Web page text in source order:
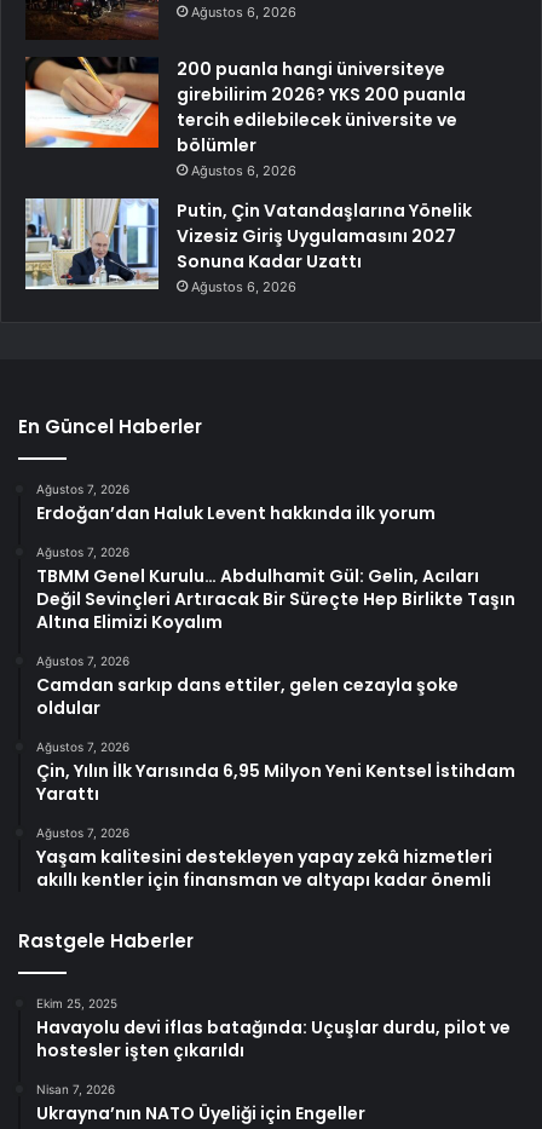
Ağustos 6, 2026
200 puanla hangi üniversiteye
girebilirim 2026? YKS 200 puanla
tercih edilebilecek üniversite ve
bölümler
Ağustos 6, 2026
Putin, Çin Vatandaşlarına Yönelik
Vizesiz Giriş Uygulamasını 2027
Sonuna Kadar Uzattı
Ağustos 6, 2026
En Güncel Haberler
Ağustos 7, 2026
Erdoğan’dan Haluk Levent hakkında ilk yorum
Ağustos 7, 2026
TBMM Genel Kurulu… Abdulhamit Gül: Gelin, Acıları
Değil Sevinçleri Artıracak Bir Süreçte Hep Birlikte Taşın
Altına Elimizi Koyalım
Ağustos 7, 2026
Camdan sarkıp dans ettiler, gelen cezayla şoke
oldular
Ağustos 7, 2026
Çin, Yılın İlk Yarısında 6,95 Milyon Yeni Kentsel İstihdam
Yarattı
Ağustos 7, 2026
Yaşam kalitesini destekleyen yapay zekâ hizmetleri
akıllı kentler için finansman ve altyapı kadar önemli
Rastgele Haberler
Ekim 25, 2025
Havayolu devi iflas batağında: Uçuşlar durdu, pilot ve
hostesler işten çıkarıldı
Nisan 7, 2026
Ukrayna’nın NATO Üyeliği için Engeller